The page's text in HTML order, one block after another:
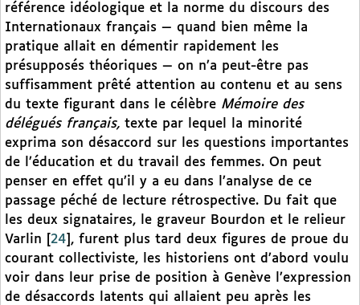
référence idéologique et la norme du discours des
Internationaux français — quand bien même la
pratique allait en démentir rapidement les
présupposés théoriques — on n’a peut-être pas
suffisamment prêté attention au contenu et au sens
du texte figurant dans le célèbre Mémoire des
délégués français, texte par lequel la minorité
exprima son désaccord sur les questions importantes
de l’éducation et du travail des femmes. On peut
penser en effet qu’il y a eu dans l’analyse de ce
passage péché de lecture rétrospective. Du fait que
les deux signataires, le graveur Bourdon et le relieur
Varlin
24 , furent plus tard deux figures de proue du
courant collectiviste, les historiens ont d’abord voulu
voir dans leur prise de position à Genève l’expression
de désaccords latents qui allaient peu après les